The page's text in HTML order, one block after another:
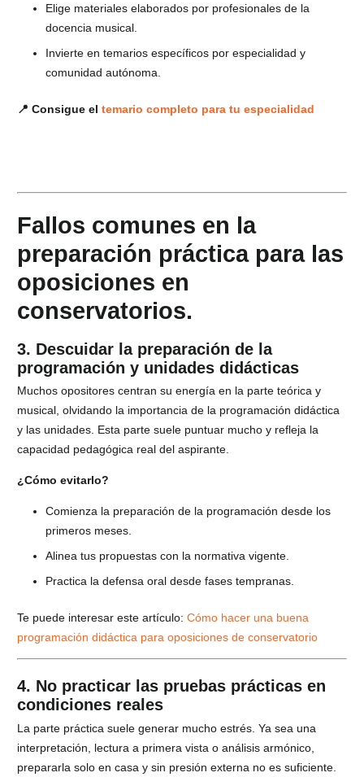
Elige materiales elaborados por profesionales de la
docencia musical.
Invierte en temarios específicos por especialidad y
comunidad autónoma.
📍 Consigue el temario completo para tu especialidad
Fallos comunes en la
preparación práctica para las
oposiciones en
conservatorios.
3. Descuidar la preparación de la
programación y unidades didácticas
Muchos opositores centran su energía en la parte teórica y
musical, olvidando la importancia de la programación didáctica
y las unidades. Esta parte suele puntuar mucho y refleja la
capacidad pedagógica real del aspirante.
¿Cómo evitarlo?
Comienza la preparación de la programación desde los
primeros meses.
Alinea tus propuestas con la normativa vigente.
Practica la defensa oral desde fases tempranas.
Te puede interesar este artículo: Cómo hacer una buena
programación didáctica para oposiciones de conservatorio
4. No practicar las pruebas prácticas en
condiciones reales
La parte práctica suele generar mucho estrés. Ya sea una
interpretación, lectura a primera vista o análisis armónico,
prepararla solo en casa y sin presión externa no es suficiente.